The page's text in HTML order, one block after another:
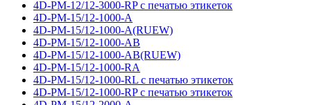
4D-PM-12/12-3000-RP с печатью этикеток
4D-PM-15/12-1000-A
4D-PM-15/12-1000-A(RUEW)
4D-PM-15/12-1000-AB
4D-PM-15/12-1000-AB(RUEW)
4D-PM-15/12-1000-RA
4D-PM-15/12-1000-RL с печатью этикеток
4D-PM-15/12-1000-RP с печатью этикеток